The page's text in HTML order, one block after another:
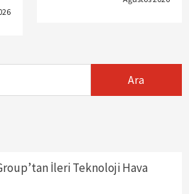
İleri Teknoloji Hava